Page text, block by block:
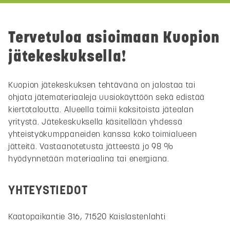
Tervetuloa asioimaan Kuopion
jätekeskuksella!
Kuopion jätekeskuksen tehtävänä on jalostaa tai
ohjata jätemateriaaleja uusiokäyttöön sekä edistää
kiertotaloutta. Alueella toimii kaksitoista jätealan
yritystä. Jätekeskuksella käsitellään yhdessä
yhteistyökumppaneiden kanssa koko toimialueen
jätteitä. Vastaanotetusta jätteestä jo 98 %
hyödynnetään materiaalina tai energiana.
YHTEYSTIEDOT
Kaatopaikantie 316, 71520 Kaislastenlahti